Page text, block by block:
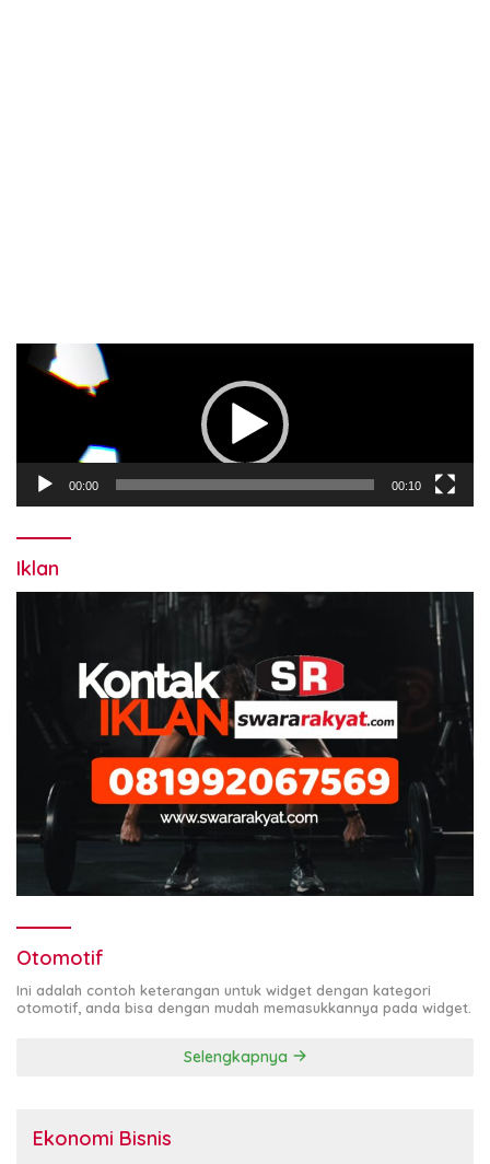
Pemutar
Video
00:00 00:10
Iklan
Otomotif
Ini adalah contoh keterangan untuk widget dengan kategori
otomotif, anda bisa dengan mudah memasukkannya pada widget.
Selengkapnya
Ekonomi Bisnis